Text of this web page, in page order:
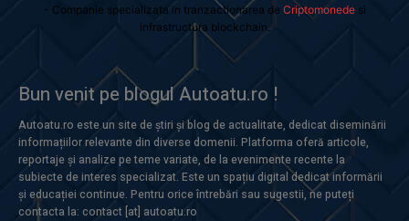
- Companie specializata in tranzactionarea de Criptomonedesi
infrastructura blockchain.
Bun venit pe blogul Autoatu.ro !
Autoatu.ro este un site de știri și blog de actualitate, dedicat diseminării
informațiilor relevante din diverse domenii. Platforma oferă articole,
reportaje și analize pe teme variate, de la evenimente recente la
subiecte de interes specializat. Este un spațiu digital dedicat informării
și educației continue. Pentru orice întrebări sau sugestii, ne puteți
contacta la: contact [at] autoatu.ro